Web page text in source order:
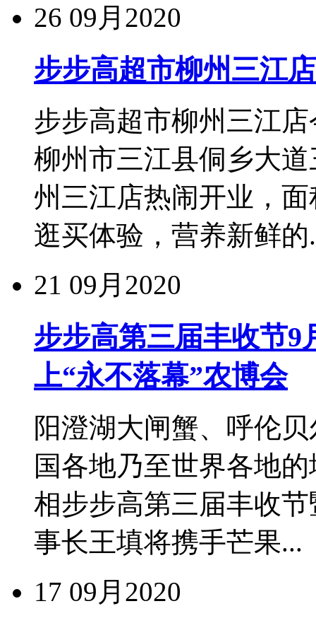
26 09月2020
步步高超市柳州三江
步步高超市柳州三江
柳州市三江县侗乡大
州三江店热闹开业，
逛买体验，营养新鲜的
21 09月2020
步步高第三届丰收节9
上“永不落幕”农博会
阳澄湖大闸蟹、呼伦
国各地乃至世界各地
相步步高第三届丰收
事长王填将携手芒果...
17 09月2020